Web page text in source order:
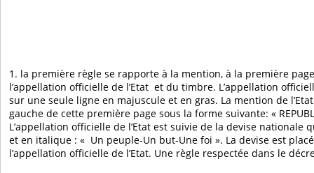
1. la première règle se rapporte à la mention, à la première
l’appellation officielle de l’Etat et du timbre. L’appellation
sur une seule ligne en majuscule et en gras. La mention de
gauche de cette première page sous la forme suivante: «
L’appellation officielle de l’Etat est suivie de la devise nationale
et en italique : « Un peuple-Un but-Une foi ». La devise est
l’appellation officielle de l’Etat. Une règle respectée dans le